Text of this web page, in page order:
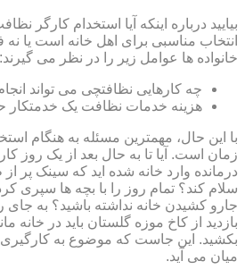
بیایید درباره اینکه آیا استخدام کارگر
انتخاب مناسبی برای اهل خانه است یا نه
خانواده ها عوامل زیر را در نظر می گیرند:
چه کارهایی نظافتچی می تواند
هزینه خدمات نظافت یک خدمتکار
با این حال، مهمترین مسئله به هنگام
زمان است. آیا تا به حال بعد از یک روز
درمانده وارد خانه شده اید که سینک پر
سلام کند؟ تمام روز را با بچه ها سپری
جارو کشیدن خانه نداشته باشید؟ به جای
بازدید از کاخ موزه گلستان باید در خانه
بکشید. این جاست که موضوع به
میان می آید.